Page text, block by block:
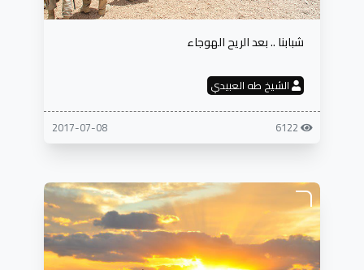
شبابنا .. بعد الريح الهوجاء
الشيخ طه العبيدي